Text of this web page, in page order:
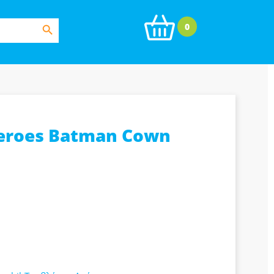
Search Button
0
Batman Cown